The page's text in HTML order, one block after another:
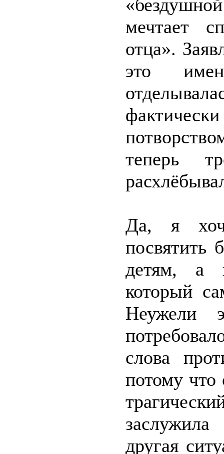
мечтает
отца».
это
теперь
Да, я
посвятить
детям, а
который
Неужели
слова
потому что
другая